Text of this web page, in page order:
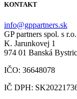
KONTAKT
info@gppartners.sk
GP partners spol. s r.o.
K. Jarunkovej 1
974 01 Banská
IČO: 36648078
IČ DPH: